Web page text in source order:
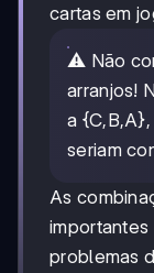
cartas em
⚠️ Não
arranjos!
a
seriam
As
problemas